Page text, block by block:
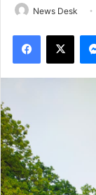
News Desk
Facebook
X